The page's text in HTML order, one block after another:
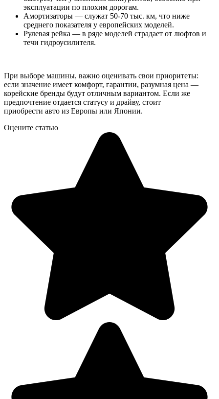
эксплуатации по плохим дорогам.
Амортизаторы — служат 50-70 тыс. км, что ниже
среднего показателя у европейских моделей.
Рулевая рейка — в ряде моделей страдает от люфтов и
течи гидроусилителя.
При выборе машины, важно оценивать свои приоритеты:
если значение имеет комфорт, гарантии, разумная цена —
корейские бренды будут отличным вариантом. Если же
предпочтение отдается статусу и драйву, стоит
приобрести авто из Европы или Японии.
Оцените статью